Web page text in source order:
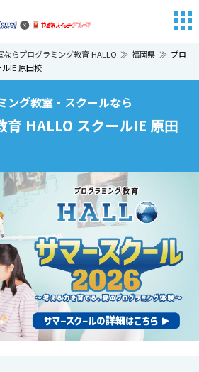
らプログラミング教育 HALLO 福岡県
プロ
IE 原田校
ング教室・スクールなら
育 HALLO スクールIE 原田